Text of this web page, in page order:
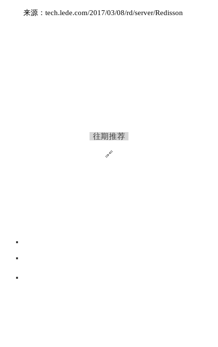
来源：tech.lede.com/2017/03/08/rd/server/Redisson
往期推荐
🔗